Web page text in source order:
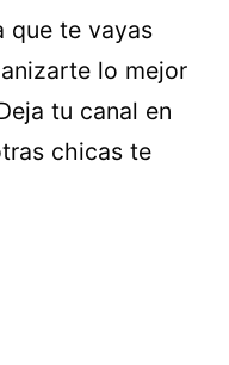
que te vayas
lo mejor
tu canal en
chicas te